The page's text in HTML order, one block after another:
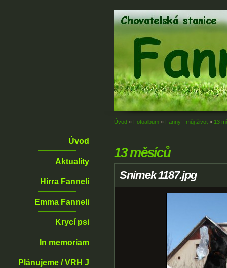
Úvod
Aktuality
Hirra Fanneli
Emma Fanneli
Krycí psi
In memoriam
Plánujeme / VRH J
Úvod » Fotoalbum » Fanny - můj život » 13
13 měsíců
Snímek 1187.jpg